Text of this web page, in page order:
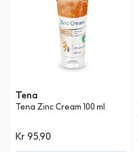
Tena
Tena Zinc Cream 100 ml
Kr 95,90